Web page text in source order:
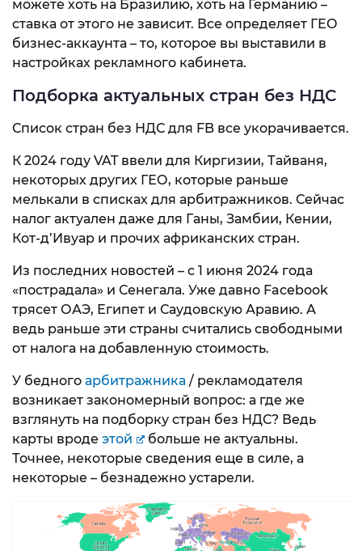
можете хоть на Бразилию, хоть на Германию –
ставка от этого не зависит. Все определяет ГЕО
бизнес-аккаунта – то, которое вы выставили в
настройках рекламного кабинета.
Подборка актуальных стран без НДС
Список стран без НДС для FB все укорачивается.
К 2024 году VAT ввели для Киргизии, Тайваня,
некоторых других ГЕО, которые раньше
мелькали в списках для арбитражников. Сейчас
налог актуален даже для Ганы, Замбии, Кении,
Кот-д’Ивуар и прочих африканских стран.
Из последних новостей – с 1 июня 2024 года
«пострадала» и Сенегала. Уже давно Facebook
трясет ОАЭ, Египет и Саудовскую Аравию. А
ведь раньше эти страны считались свободными
от налога на добавленную стоимость.
У бедного арбитражника / рекламодателя
возникает закономерный вопрос: а где же
взглянуть на подборку стран без НДС? Ведь
карты вроде этой
больше не актуальны.
Точнее, некоторые сведения еще в силе, а
некоторые – безнадежно устарели.